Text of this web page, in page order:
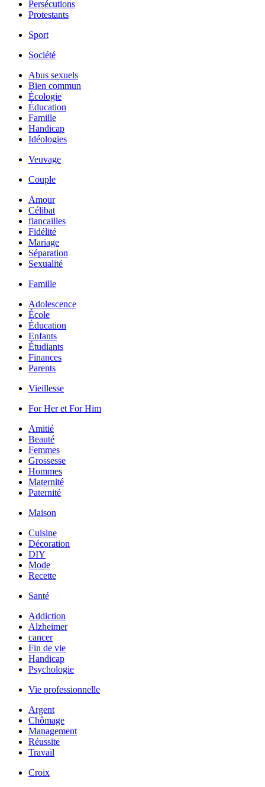
Persécutions
Protestants
Sport
Société
Abus sexuels
Bien commun
Écologie
Éducation
Famille
Handicap
Idéologies
Veuvage
Couple
Amour
Célibat
fiancailles
Fidélité
Mariage
Séparation
Sexualité
Famille
Adolescence
École
Éducation
Enfants
Étudiants
Finances
Parents
Vieillesse
For Her et For Him
Amitié
Beauté
Femmes
Grossesse
Hommes
Maternité
Paternité
Maison
Cuisine
Décoration
DIY
Mode
Recette
Santé
Addiction
Alzheimer
cancer
Fin de vie
Handicap
Psychologie
Vie professionnelle
Argent
Chômage
Management
Réussite
Travail
Croix